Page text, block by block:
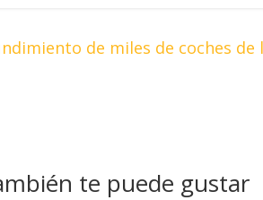
de miles de coches
te puede gustar